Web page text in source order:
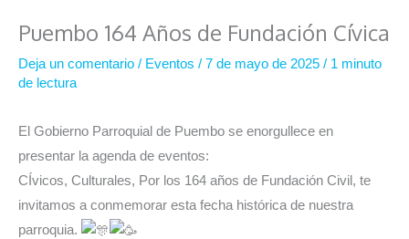
Puembo 164 Años de Fundación Cívica
Deja un comentario / Eventos / 7 de mayo de 2025 / 1 minuto
de lectura
El Gobierno Parroquial de Puembo se enorgullece en
presentar la agenda de eventos:
CÍvicos, Culturales, Por los 164 años de Fundación Civil, te
invitamos a conmemorar esta fecha histórica de nuestra
parroquia.